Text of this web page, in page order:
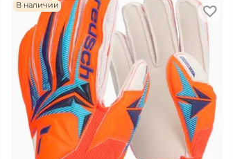
В наличии